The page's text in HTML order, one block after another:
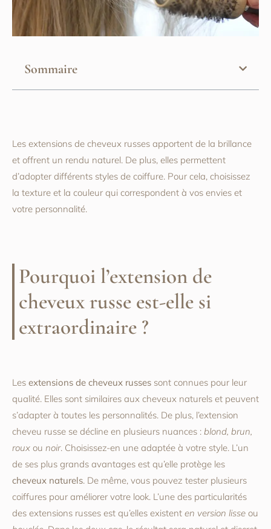
Sommaire
Les extensions de cheveux russes apportent de la brillance
et offrent un rendu naturel. De plus, elles permettent
d’adopter différents styles de coiffure. Pour cela, choisissez
la texture et la couleur qui correspondent à vos envies et
votre personnalité.
Pourquoi l’extension de
cheveux russe est-elle si
extraordinaire ?
Les extensions de cheveux russes sont connues pour leur
qualité. Elles sont similaires aux cheveux naturels et peuvent
s’adapter à toutes les personnalités. De plus, l’extension
cheveu russe se décline en plusieurs nuances : blond, brun,
roux ou noir. Choisissez-en une adaptée à votre style. L’un
de ses plus grands avantages est qu’elle protège les
cheveux naturels. De même, vous pouvez tester plusieurs
coiffures pour améliorer votre look. L’une des particularités
des extensions russes est qu’elles existent en version lisse ou